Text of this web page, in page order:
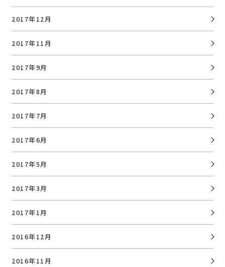
2017年12月
2017年11月
2017年9月
2017年8月
2017年7月
2017年6月
2017年5月
2017年3月
2017年1月
2016年12月
2016年11月